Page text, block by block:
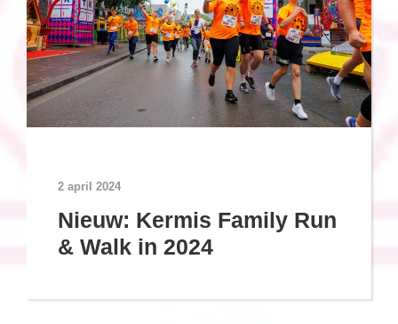
2 april 2024
Nieuw: Kermis Family Run
& Walk in 2024